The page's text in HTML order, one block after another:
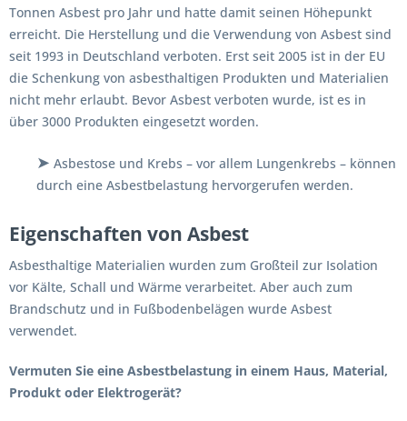
Tonnen Asbest pro Jahr und hatte damit seinen Höhepunkt
erreicht. Die Herstellung und die Verwendung von Asbest sind
seit 1993 in Deutschland verboten. Erst seit 2005 ist in der EU
die Schenkung von asbesthaltigen Produkten und Materialien
nicht mehr erlaubt. Bevor Asbest verboten wurde, ist es in
über 3000 Produkten eingesetzt worden.
➤ Asbestose und Krebs – vor allem Lungenkrebs – können
durch eine Asbestbelastung hervorgerufen werden.
Eigenschaften von Asbest
Asbesthaltige Materialien wurden zum Großteil zur Isolation
vor Kälte, Schall und Wärme verarbeitet. Aber auch zum
Brandschutz und in Fußbodenbelägen wurde Asbest
verwendet.
Vermuten Sie eine Asbestbelastung in einem Haus, Material,
Produkt oder Elektrogerät?